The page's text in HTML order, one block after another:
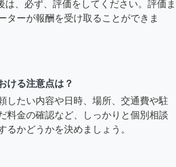
は、必ず、評価をしてください。評価ま
ターが報酬を受け取ることができま
ける注意点は？
したい内容や日時、場所、交通費や駐
料金の確認など、しっかりと個別相談
るかどうかを決めましょう。